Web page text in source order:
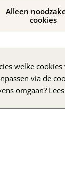
Alleen
cookies
welke
via de
omgaan?